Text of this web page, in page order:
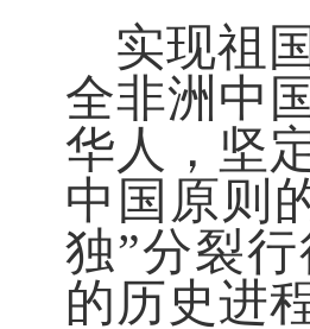
实现祖
全非洲中
华人，坚
中国原则
独”分裂
的历史进